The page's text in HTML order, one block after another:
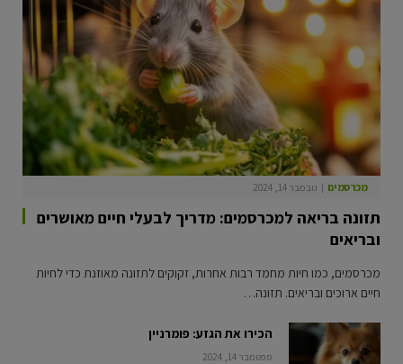
מכרסמים נובמבר 14, 2024
תזונה בריאה למכרסמים: מדריך לבעלי חיים מאושרים
ובריאים
מכרסמים, כמו חיות מחמד רבות אחרות, זקוקים לתזונה מאוזנת כדי לחיות
חיים ארוכים ובריאים. תזונה…
הכירו את הגזע: פומרניין
ספטמבר 14, 2024